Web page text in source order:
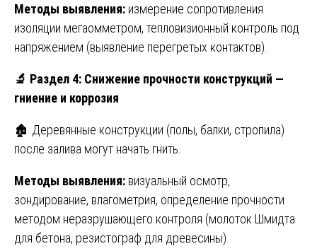
Методы выявления: измерение сопротивления
изоляции мегаомметром, тепловизионный контроль под
напряжением (выявление перегретых контактов).
🔬 Раздел 4: Снижение прочности конструкций —
гниение и коррозия
🏚️ Деревянные конструкции (полы, балки, стропила)
после залива могут начать гнить.
Методы выявления: визуальный осмотр,
зондирование, влагометрия, определение прочности
методом неразрушающего контроля (молоток Шмидта
для бетона, резистограф для древесины).